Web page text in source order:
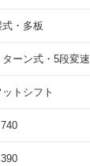
式・多板
ターン式・5段変速
ットシフト